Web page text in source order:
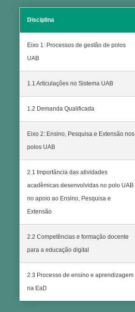
Disciplina
Eixo 1: Processos de gestão de polos
UAB
1.1 Articulações no Sistema UAB
1.2 Demanda Qualificada
Eixo 2: Ensino, Pesquisa e Extensão nos
polos UAB
2.1 Importância das atividades
acadêmicas desenvolvidas no polo UAB
no apoio ao Ensino, Pesquisa e
Extensão
2.2 Competências e formação docente
para a educação digital
2.3 Processo de ensino e aprendizagem
na EaD